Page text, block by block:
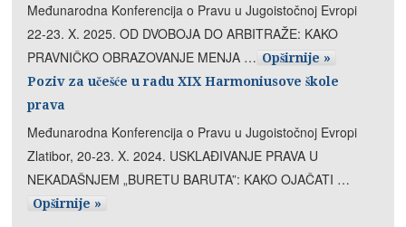
Međunarodna Konferencija o Pravu u Jugoistočnoj Evropi
22-23. X. 2025. OD DVOBOJA DO ARBITRAŽE: KAKO
PRAVNIČKO OBRAZOVANJE MENJA … Opširnije »
Poziv za učešće u radu XIX Harmoniusove škole
prava
Međunarodna Konferencija o Pravu u Jugoistočnoj Evropi
Zlatibor, 20-23. X. 2024. USKLAĐIVANJE PRAVA U
NEKADAŠNJEM „BURETU BARUTA”: KAKO OJAČATI …
Opširnije »